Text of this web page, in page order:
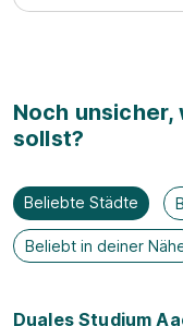
Noch unsicher,
sollst?
Beliebte Städte
Beliebt in deiner
Duales Studium